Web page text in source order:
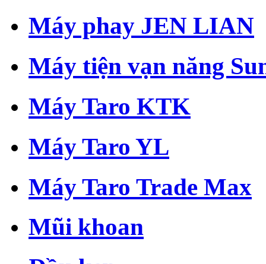
Máy phay JEN LIAN
Máy tiện vạn năng
Máy Taro KTK
Máy Taro YL
Máy Taro Trade Max
Mũi khoan